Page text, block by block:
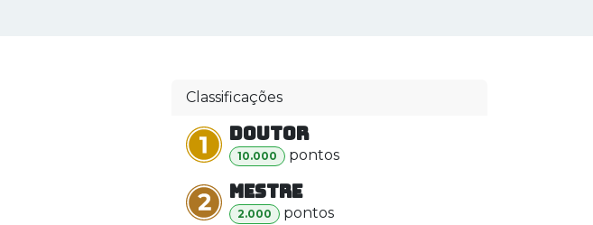
Classificações
Doutor
10.000 pontos
Mestre
2.000 pontos